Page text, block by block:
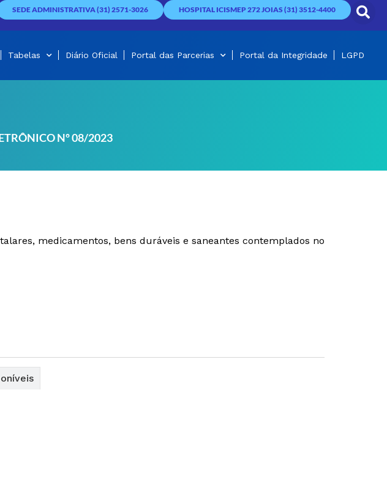
SEDE ADMINISTRATIVA (31) 2571-3026 HOSPITAL ICISMEP 272 JOIAS (31) 3512-4400
Tabelas Diário Oficial Portal das Parcerias Portal da Integridade LGPD
Nº 08/2023
medicamentos, bens duráveis e saneantes contemplados no